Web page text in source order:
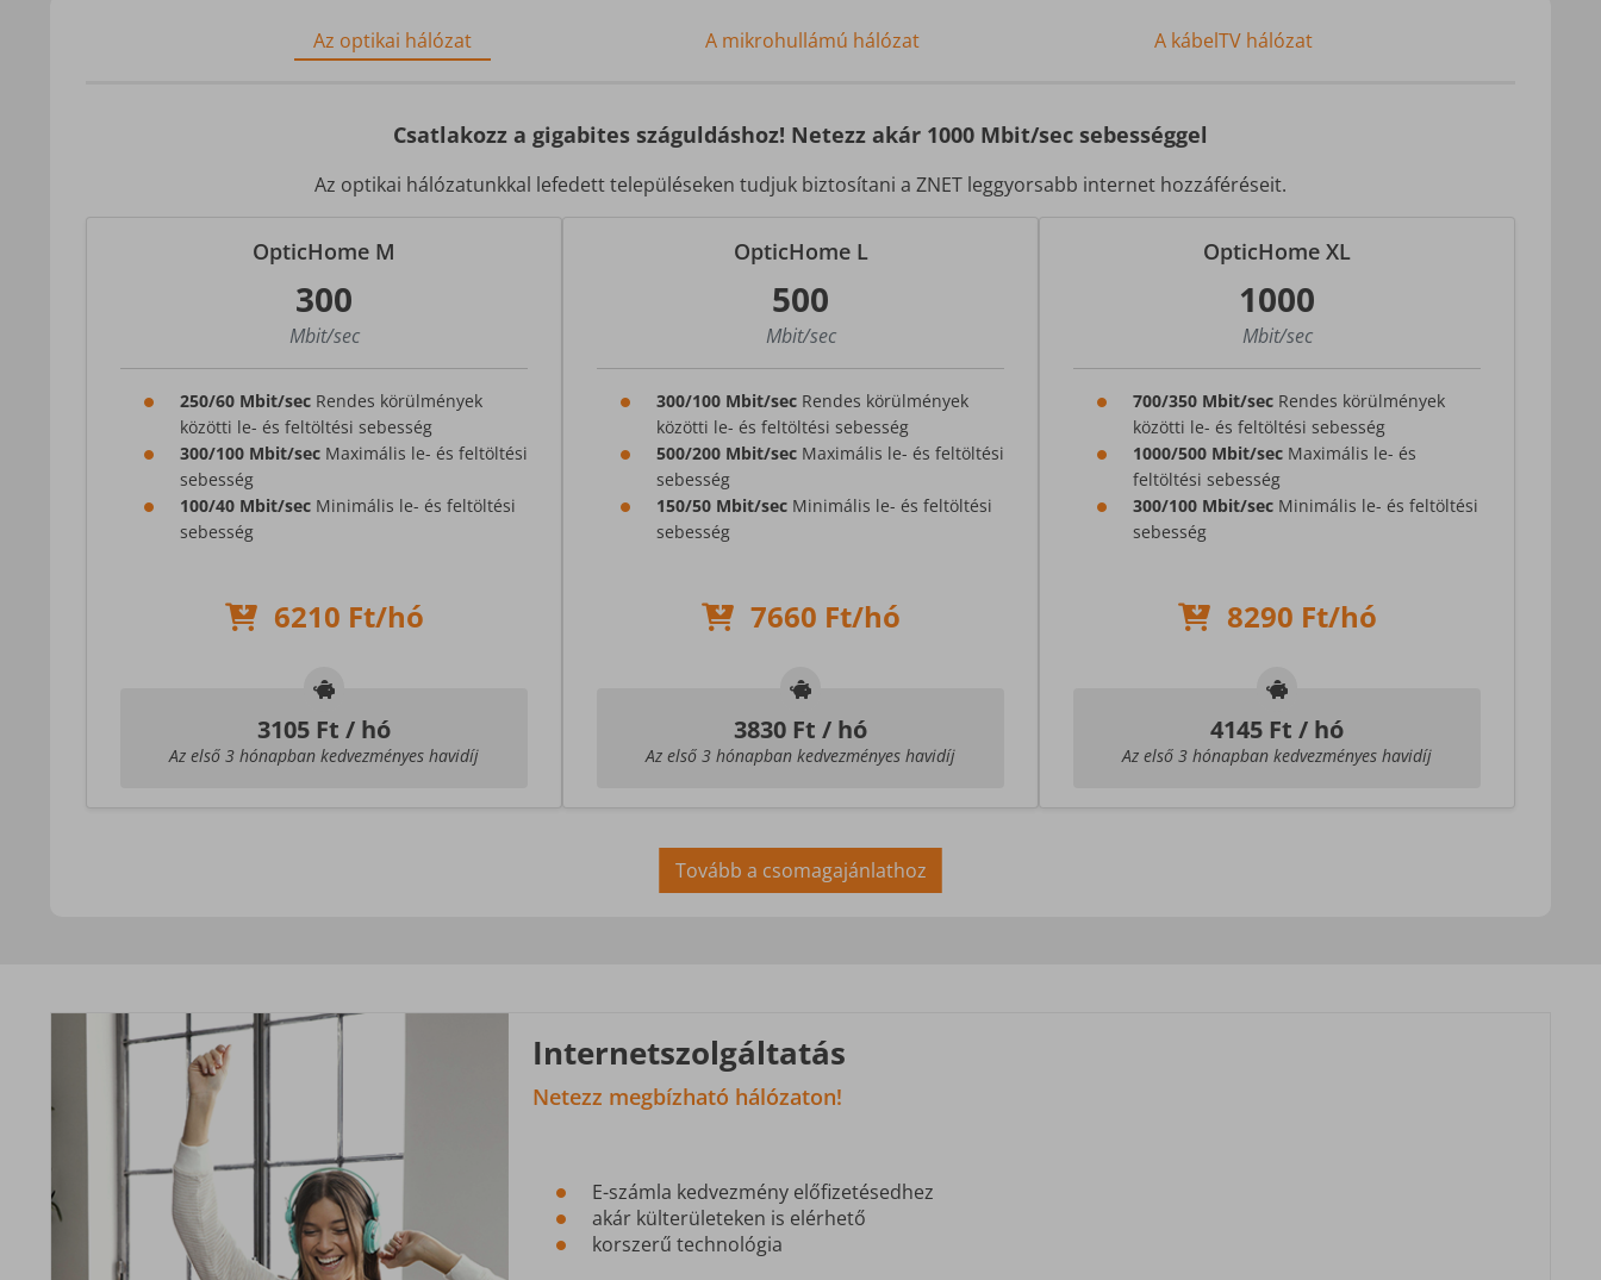
Az optikai hálózat A mikrohullámú hálózat A kábelTV hálózat
Csatlakozz a gigabites száguldáshoz! Netezz akár 1000 Mbit/sec sebességgel
Az optikai hálózatunkkal lefedett településeken tudjuk biztosítani a ZNET leggyorsabb internet hozzáféréseit.
OpticHome M
300
Mbit/sec
250/60 Mbit/sec Rendes körülmények
közötti le- és feltöltési sebesség
300/100 Mbit/sec Maximális le- és feltöltési
sebesség
100/40 Mbit/sec Minimális le- és feltöltési
sebesség
6210 Ft/hó
3105 Ft / hó
Az első 3 hónapban kedvezményes havidíj
OpticHome L
500
Mbit/sec
300/100 Mbit/sec Rendes körülmények
közötti le- és feltöltési sebesség
500/200 Mbit/sec Maximális le- és feltöltési
sebesség
150/50 Mbit/sec Minimális le- és feltöltési
sebesség
7660 Ft/hó
3830 Ft / hó
Az első 3 hónapban kedvezményes havidíj
OpticHome XL
1000
Mbit/sec
700/350 Mbit/sec Rendes körülmények
közötti le- és feltöltési sebesség
1000/500 Mbit/sec Maximális le- és
feltöltési sebesség
300/100 Mbit/sec Minimális le- és feltöltési
sebesség
8290 Ft/hó
4145 Ft / hó
Az első 3 hónapban kedvezményes havidíj
Tovább a csomagajánlathoz
Internetszolgáltatás
Netezz megbízható hálózaton!
E-számla kedvezmény előfizetésedhez
akár külterületeken is elérhető
korszerű technológia